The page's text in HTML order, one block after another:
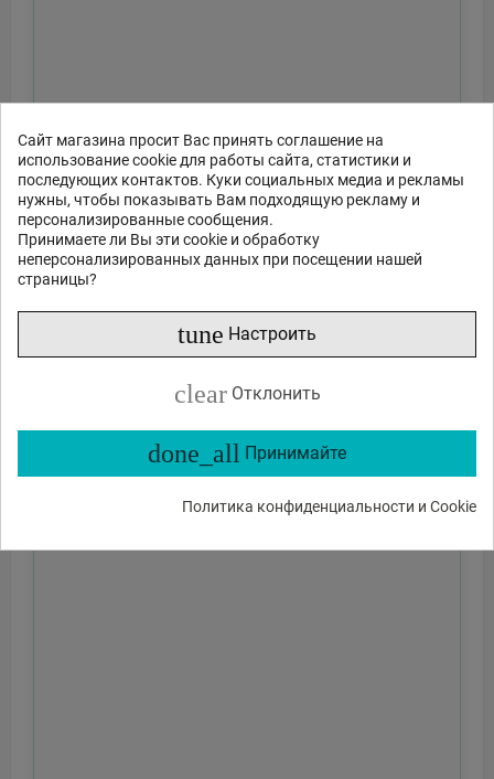
Сайт магазина просит Вас принять соглашение на
использование cookie для работы сайта, статистики и
последующих контактов. Куки социальных медиа и рекламы
нужны, чтобы показывать Вам подходящую рекламу и
персонализированные сообщения.
Принимаете ли Вы эти cookie и обработку
неперсонализированных данных при посещении нашей
страницы?
tune Настроить
clear Отклонить
done_all Принимайте
Политика конфиденциальности и Cookie